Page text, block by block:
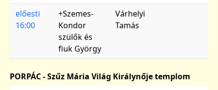
előesti
16:00
+Szemes-
Kondor
szülők és
fiuk György
Várhelyi
Tamás
PORPÁC - Szűz Mária Világ Királynője templom